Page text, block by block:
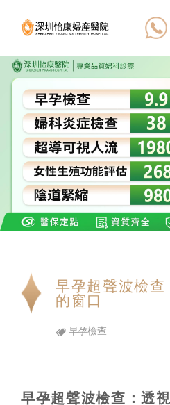
早孕超聲波檢
的窗口
早孕檢查
早孕超聲波檢查：透